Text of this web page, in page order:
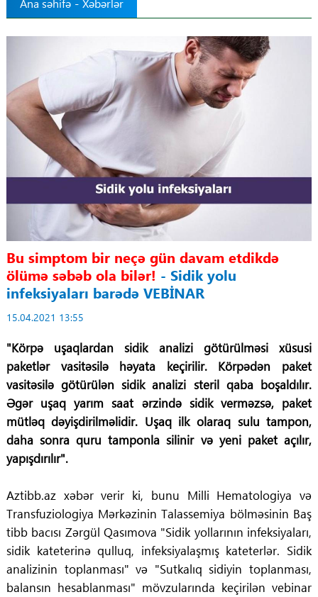
Ana səhifə - Xəbərlər
Bu simptom bir neçə gün davam etdikdə
ölümə səbəb ola bilər! - Sidik yolu
infeksiyaları barədə VEBİNAR
15.04.2021 13:55
"Körpə uşaqlardan sidik analizi götürülməsi xüsusi
paketlər vasitəsilə həyata keçirilir. Körpədən paket
vasitəsilə götürülən sidik analizi steril qaba boşaldılır.
Əgər uşaq yarım saat ərzində sidik verməzsə, paket
mütləq dəyişdirilməlidir. Uşaq ilk olaraq sulu tampon,
daha sonra quru tamponla silinir və yeni paket açılır,
yapışdırılır".
Aztibb.az xəbər verir ki, bunu Milli Hematologiya və
Transfuziologiya Mərkəzinin Talassemiya bölməsinin Baş
tibb bacısı Zərgül Qasımova "Sidik yollarının infeksiyaları,
sidik kateterinə qulluq, infeksiyalaşmış kateterlər. Sidik
analizinin toplanması" və "Sutkalıq sidiyin toplanması,
balansın hesablanması" mövzularında keçirilən vebinar
Elanlar
Gündəm
Tibbi maarifləndirmə
Mühüm hadisələr
COVID-19
ÜST